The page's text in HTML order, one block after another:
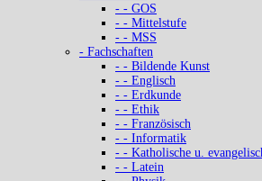
- - GOS
- - Mittelstufe
- - MSS
- Fachschaften
- - Bildende Kunst
- - Englisch
- - Erdkunde
- - Ethik
- - Französisch
- - Informatik
- - Katholische u.
- - Latein